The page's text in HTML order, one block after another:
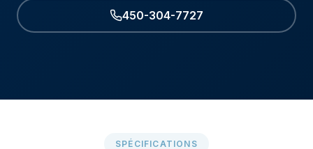
450-304-7727
SPÉCIFICATIONS